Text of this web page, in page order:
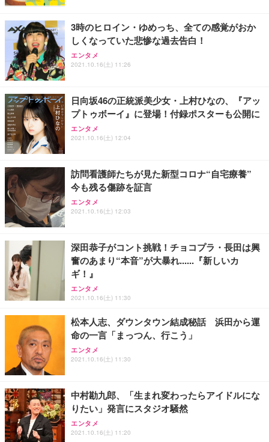
務用 おしゃれ パソコンチェア (ホワイト)
ANDWINT オフィスチェア デスクチェア 肘なし メ
ッシュ 通気性 ランバーサポート付き 腰サポート ガ
ス圧無段階昇降 360度回転 キャスター付き コンパク
【MiniLED/24.5inch/280Hz/FHD】GRAPHT THE S
HOOTER Gaming Monitor 24” Essential ゲーミン
グモニター QD 24.5インチ 1ms FHD 量子ドット 残
アイリスオーヤマ ペットシーツ 超厚型 お徳用 レギ
ュラー 200枚入【Amazon.co.jp限定】
3時のヒロイン・ゆめっち、全ての感覚がおか
しくなっていた悲惨な過去告白！
エンタメ
2021.10.16(土) 11:26
日向坂46の正統派美少女・上村ひなの、『アッ
プトゥボーイ』に登場！付録ポスターも公開に
エンタメ
2021.10.16(土) 12:04
訪問看護師たちが見た新型コロナ“自宅療養”
今も残る傷跡を証言
エンタメ
2021.10.16(土) 12:03
深田恭子がコント挑戦！チョコプラ・長田は興
奮のあまり“本音”が大暴れ......『新しいカ
ギ！』
エンタメ
2021.10.16(土) 11:30
松本人志、ダウンタウン結成秘話 浜田から運
命の一言「まっつん、行こう」
エンタメ
2021.10.16(土) 11:30
中村勘九郎、「生まれ変わったらアイドルにな
りたい」発言にスタジオ騒然
エンタメ
2021.10.16(土) 11:20